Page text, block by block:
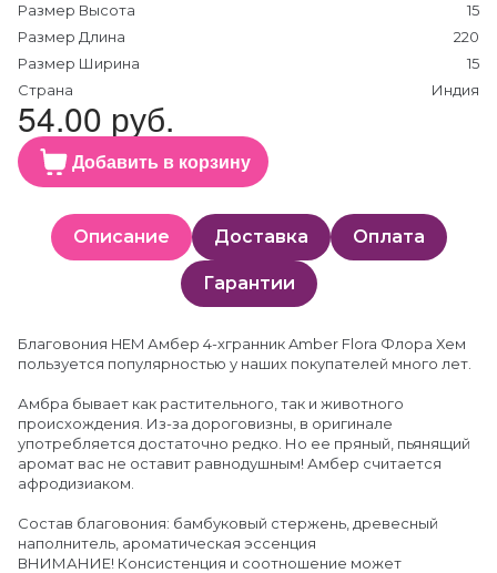
Размер Высота
15
Размер Длина
220
Размер Ширина
15
Страна
Индия
54.00 руб.
Добавить в корзину
Описание Доставка Оплата
Гарантии
Благовония HEM Амбер 4-хгранник Amber Flora Флора Хем
пользуется популярностью у наших покупателей много лет.
Амбра бывает как растительного, так и животного
происхождения. Из-за дороговизны, в оригинале
употребляется достаточно редко. Но ее пряный, пьянящий
аромат вас не оставит равнодушным! Амбер считается
афродизиаком.
Состав благовония: бамбуковый стержень, древесный
наполнитель, ароматическая эссенция
ВНИМАНИЕ! Консистенция и соотношение может